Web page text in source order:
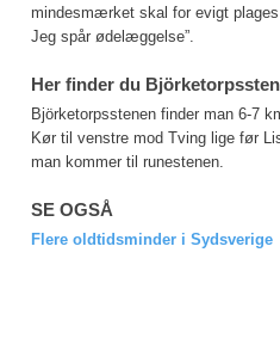
mindesmærket skal for evigt
Jeg spår ødelæggelse”.
Her finder du
Björketorpsstenen finder man 6-7
Kør til venstre mod Tving lige før
man kommer til runestenen.
SE OGSÅ
Flere oldtidsminder i Sydsverige